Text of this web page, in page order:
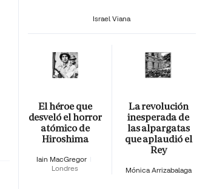
Israel Viana
El héroe que
desveló el horror
atómico de
Hiroshima
Iain MacGregor
Londres
La revolución
inesperada de
las alpargatas
que aplaudió el
Rey
Mónica Arrizabalaga